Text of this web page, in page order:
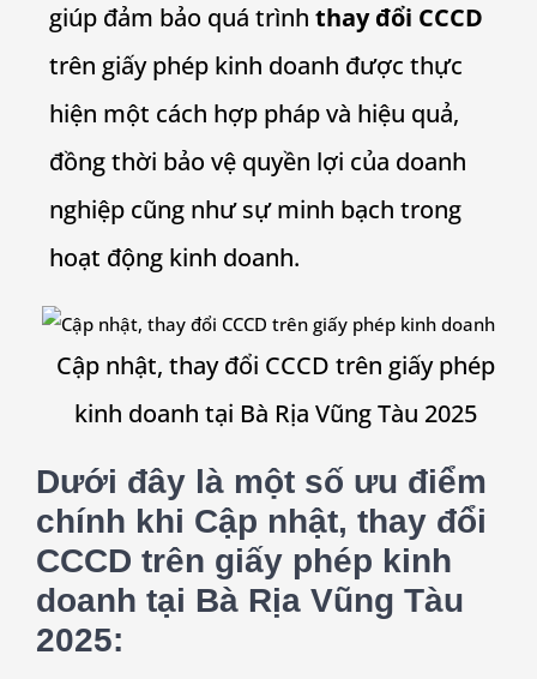
giúp đảm bảo quá trình thay đổi CCCD
trên giấy phép kinh doanh được thực
hiện một cách hợp pháp và hiệu quả,
đồng thời bảo vệ quyền lợi của doanh
nghiệp cũng như sự minh bạch trong
hoạt động kinh doanh.
Cập nhật, thay đổi CCCD trên giấy phép
kinh doanh tại Bà Rịa Vũng Tàu 2025
Dưới đây là một số ưu điểm
chính khi Cập nhật, thay đổi
CCCD trên giấy phép kinh
doanh tại Bà Rịa Vũng Tàu
2025: